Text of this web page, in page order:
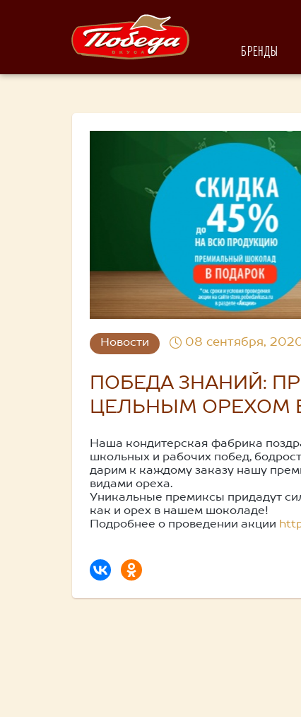
БРЕНДЫ
Новости 08 сентября,
ПОБЕДА ЗНАНИЙ:
ЦЕЛЬНЫМ ОРЕХОМ
Наша кондитерская фабрика
школьных и рабочих побед,
дарим к каждому заказу нашу
видами ореха.
Уникальные премиксы придадут
как и орех в нашем шоколаде!
Подробнее о проведении акции